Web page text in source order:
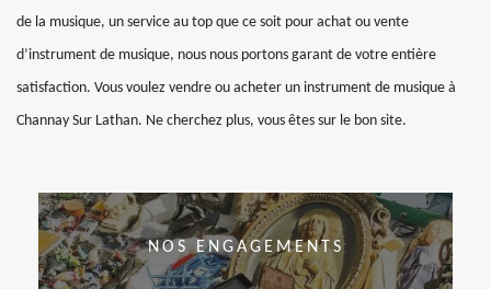
de la musique, un service au top que ce soit pour achat ou vente
d’instrument de musique, nous nous portons garant de votre entière
satisfaction. Vous voulez vendre ou acheter un instrument de musique à
Channay Sur Lathan. Ne cherchez plus, vous êtes sur le bon site.
NOS ENGAGEMENTS